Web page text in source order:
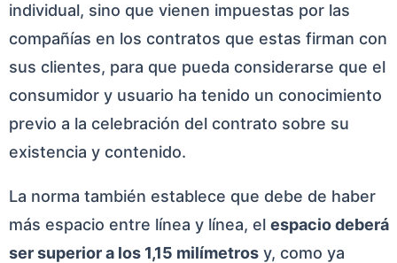
individual, sino que vienen impuestas por las
compañías en los contratos que estas firman con
sus clientes, para que pueda considerarse que el
consumidor y usuario ha tenido un conocimiento
previo a la celebración del contrato sobre su
existencia y contenido.
La norma también establece que debe de haber
más espacio entre línea y línea, el espacio deberá
ser superior a los 1,15 milímetros y, como ya